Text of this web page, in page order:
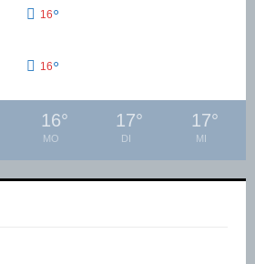
16°
16°
16°
MO
17°
DI
17°
MI